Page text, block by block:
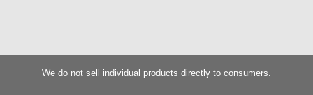
We do not sell individual products directly to consumers.